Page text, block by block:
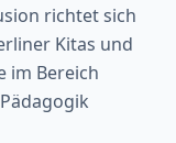
richtet sich
Kitas und
im Bereich